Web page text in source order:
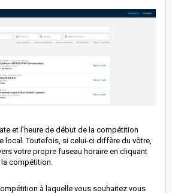
et l’heure de début de la compétition
local. Toutefois, si celui-ci diffère du vôtre,
votre propre fuseau horaire en cliquant
la compétition.
à laquelle vous souhaitez vous